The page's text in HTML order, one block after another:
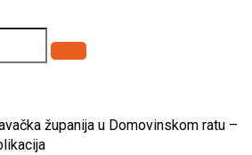
Pretraži
županija u Domovinskom ratu –